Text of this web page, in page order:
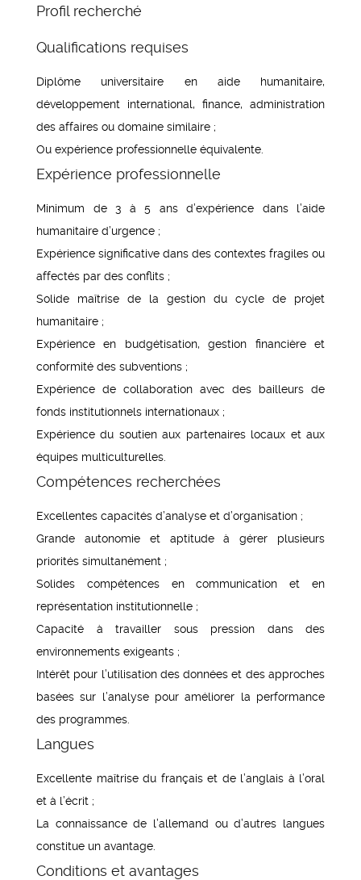
Profil recherché
Qualifications requises
Diplôme universitaire en aide humanitaire,
développement international, finance, administration
des affaires ou domaine similaire ;
Ou expérience professionnelle équivalente.
Expérience professionnelle
Minimum de 3 à 5 ans d’expérience dans l’aide
humanitaire d’urgence ;
Expérience significative dans des contextes fragiles ou
affectés par des conflits ;
Solide maîtrise de la gestion du cycle de projet
humanitaire ;
Expérience en budgétisation, gestion financière et
conformité des subventions ;
Expérience de collaboration avec des bailleurs de
fonds institutionnels internationaux ;
Expérience du soutien aux partenaires locaux et aux
équipes multiculturelles.
Compétences recherchées
Excellentes capacités d’analyse et d’organisation ;
Grande autonomie et aptitude à gérer plusieurs
priorités simultanément ;
Solides compétences en communication et en
représentation institutionnelle ;
Capacité à travailler sous pression dans des
environnements exigeants ;
Intérêt pour l’utilisation des données et des approches
basées sur l’analyse pour améliorer la performance
des programmes.
Langues
Excellente maîtrise du français et de l’anglais à l’oral
et à l’écrit ;
La connaissance de l’allemand ou d’autres langues
constitue un avantage.
Conditions et avantages